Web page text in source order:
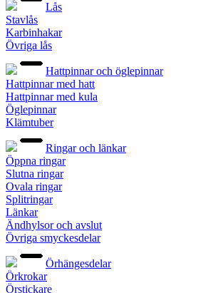
Lås
Stavlås
Karbinhakar
Övriga lås
Hattpinnar och öglepinnar
Hattpinnar med hatt
Hattpinnar med kula
Öglepinnar
Klämtuber
Ringar och länkar
Öppna ringar
Slutna ringar
Ovala ringar
Splitringar
Länkar
Ändhylsor och avslut
Övriga smyckesdelar
Örhängesdelar
Örkrokar
Örstickare